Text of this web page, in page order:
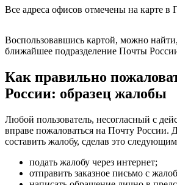
Все адреса офисов отмечены на карте в
+
Воспользовавшись картой, можно
ближайшее подразделение Почты
Как правильно
России: образец жалобы
Любой пользователь, несогласный с
вправе пожаловаться на Почту России.
составить жалобу, сделав это
подать жалобу через интернет;
отправить заказное письмо с